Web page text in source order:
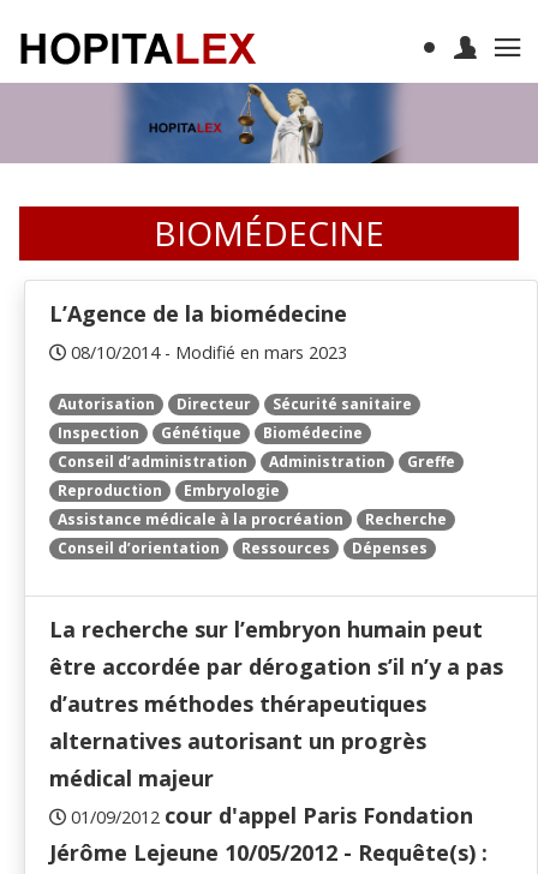
BIOMÉDECINE
L’Agence de la biomédecine
08/10/2014 - Modifié en mars 2023
Autorisation Directeur
Sécurité sanitaire
Inspection
Génétique
Biomédecine
Conseil d’administration
Administration
Greffe
Reproduction
Embryologie
Assistance médicale à la procréation
Recherche
Conseil d’orientation
Ressources Dépenses
La recherche sur l’embryon humain peut
être accordée par dérogation s’il n’y a pas
d’autres méthodes thérapeutiques
alternatives autorisant un progrès
médical majeur
01/09/2012 cour d'appel Paris Fondation
Jérôme Lejeune 10/05/2012 - Requête(s) :